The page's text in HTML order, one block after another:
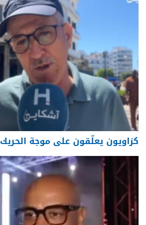
كزاويون يعلّقون على موجة الحريك